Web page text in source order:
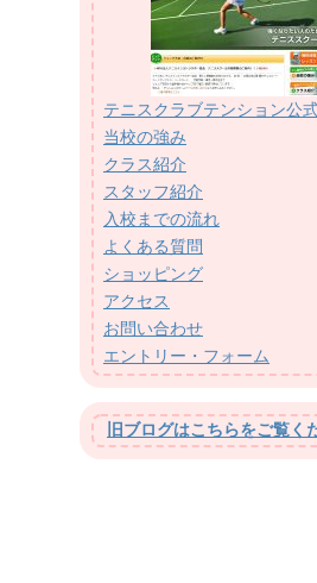
テニスクラブテンション公
当校の強み
クラス紹介
スタッフ紹介
入校までの流れ
よくある質問
ショッピング
アクセス
お問い合わせ
エントリー・フォーム
旧ブログはこちらをご覧く